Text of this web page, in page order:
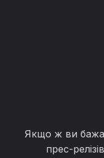
Якщо ж ви
прес-